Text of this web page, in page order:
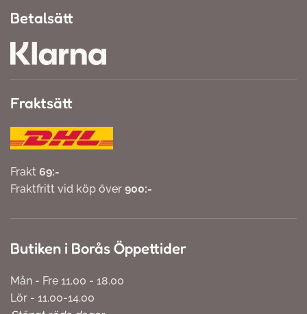
Betalsätt
Fraktsätt
Frakt 69:-
Fraktfritt vid köp över 900:-
Butiken i Borås Öppettider
Mån - Fre 11.00 - 18.00
Lör - 11.00-14.00